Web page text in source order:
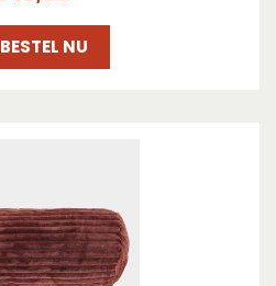
BESTEL NU